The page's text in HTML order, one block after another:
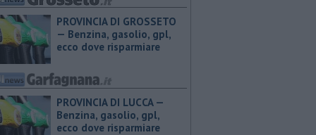
PROVINCIA DI GROSSETO
— ​Benzina, gasolio, gpl,
ecco dove risparmiare
PROVINCIA DI LUCCA — ​
Benzina, gasolio, gpl,
ecco dove risparmiare